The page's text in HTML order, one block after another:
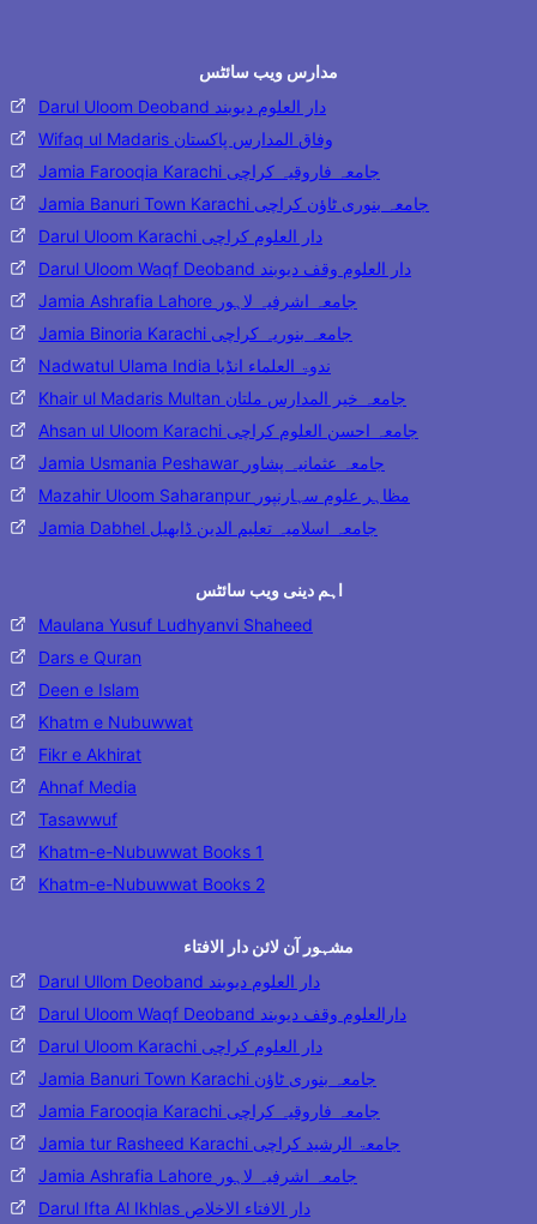
مدارس ویب سائٹس
Darul Uloom Deoband دار العلوم دیوبند
Wifaq ul Madaris وفاق المدارس پاکستان
Jamia Farooqia Karachi جامعہ فاروقیہ کراچی
Jamia Banuri Town Karachi جامعہ بنوری ٹاؤن کراچی
Darul Uloom Karachi دار العلوم کراچی
Darul Uloom Waqf Deoband دار العلوم وقف دیوبند
Jamia Ashrafia Lahore جامعہ اشرفیہ لاہور
Jamia Binoria Karachi جامعہ بنوریہ کراچی
Nadwatul Ulama India ندوۃ العلماء انڈیا
Khair ul Madaris Multan جامعہ خیر المدارس ملتان
Ahsan ul Uloom Karachi جامعہ احسن العلوم کراچی
Jamia Usmania Peshawar جامعہ عثمانیہ پشاور
Mazahir Uloom Saharanpur مظاہر علوم سہارنپور
Jamia Dabhel جامعہ اسلامیہ تعلیم الدین ڈابھیل
اہم دینی ویب سائٹس
Maulana Yusuf Ludhyanvi Shaheed
Dars e Quran
Deen e Islam
Khatm e Nubuwwat
Fikr e Akhirat
Ahnaf Media
Tasawwuf
Khatm-e-Nubuwwat Books 1
Khatm-e-Nubuwwat Books 2
مشہور آن لائن دار الافتاء
Darul Ullom Deoband دار العلوم دیوبند
Darul Uloom Waqf Deoband دارالعلوم وقف دیوبند
Darul Uloom Karachi دار العلوم کراچی
Jamia Banuri Town Karachi جامعہ بنوری ٹاؤن
Jamia Farooqia Karachi جامعہ فاروقیہ کراچی
Jamia tur Rasheed Karachi جامعۃ الرشید کراچی
Jamia Ashrafia Lahore جامعہ اشرفیہ لاہور
Darul Ifta Al Ikhlas دار الافتاء الاخلاص